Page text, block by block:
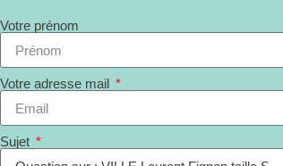
Votre prénom
Votre adresse mail
Sujet